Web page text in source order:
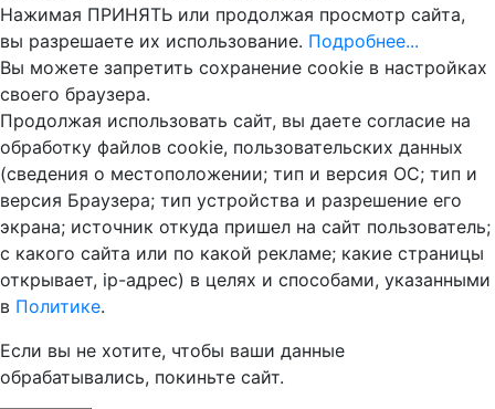
Нажимая ПРИНЯТЬ или продолжая просмотр сайта,
вы разрешаете их использование. Подробнее...
Вы можете запретить сохранение cookie в настройках
своего браузера.
Продолжая использовать сайт, вы даете согласие на
обработку файлов cookie, пользовательских данных
(сведения о местоположении; тип и версия ОС; тип и
версия Браузера; тип устройства и разрешение его
экрана; источник откуда пришел на сайт пользователь;
с какого сайта или по какой рекламе; какие страницы
открывает, ip-адрес) в целях и способами, указанными
в Политике.
Если вы не хотите, чтобы ваши данные
обрабатывались, покиньте сайт.